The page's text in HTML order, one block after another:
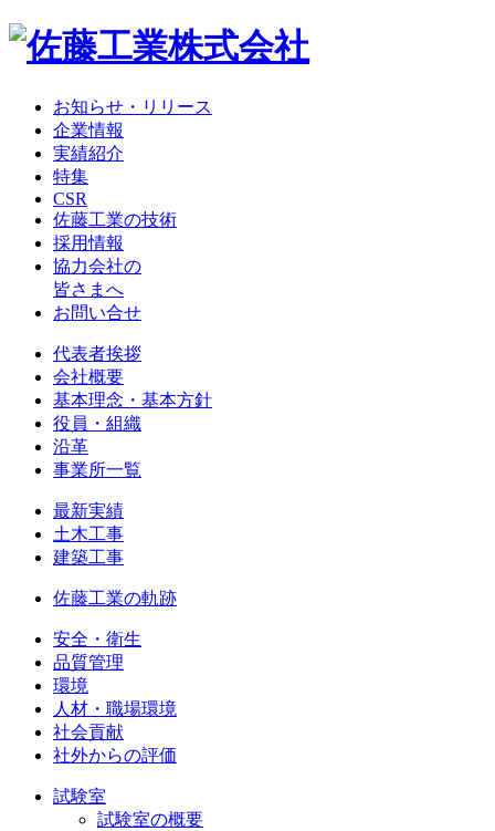
お知らせ・リリース
企業情報
実績紹介
特集
CSR
佐藤工業の技術
採用情報
協力会社の
皆さまへ
お問い合せ
代表者挨拶
会社概要
基本理念・基本方針
役員・組織
沿革
事業所一覧
最新実績
土木工事
建築工事
佐藤工業の軌跡
安全・衛生
品質管理
環境
人材・職場環境
社会貢献
社外からの評価
試験室
試験室の概要